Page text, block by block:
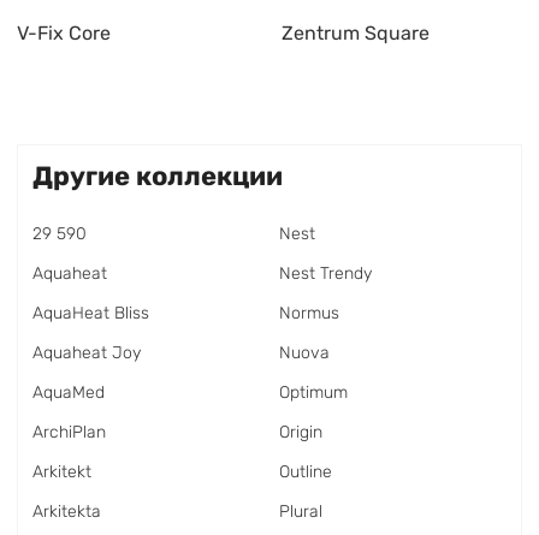
V-Fix Core Zentrum Square
Другие коллекции
29 590
Aquaheat
AquaHeat Bliss
Aquaheat Joy
AquaMed
ArchiPlan
Arkitekt
Arkitekta
Nest
Nest Trendy
Normus
Nuova
Optimum
Origin
Outline
Plural